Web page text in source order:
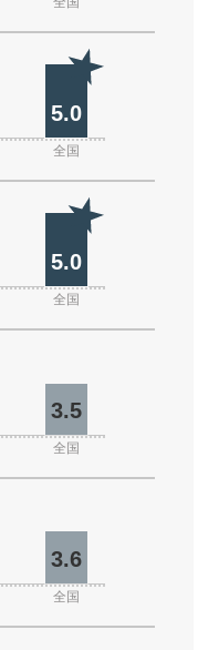
5.0
全国
5.0
全国
3.5
全国
3.6
全国